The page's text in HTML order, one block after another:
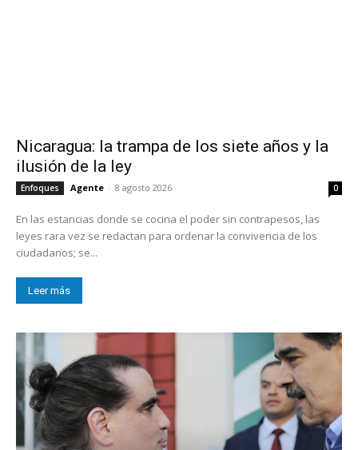
Nicaragua: la trampa de los siete años y la
ilusión de la ley
Enfoques Agente - 8 agosto 2026 0
En las estancias donde se cocina el poder sin contrapesos, las
leyes rara vez se redactan para ordenar la convivencia de los
ciudadanos; se...
Leer más